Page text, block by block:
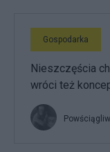
Gospodarka
Nieszczęścia
wróci też